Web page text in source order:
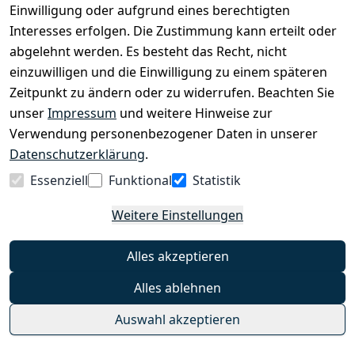
Einwilligung oder aufgrund eines berechtigten
Interesses erfolgen. Die Zustimmung kann erteilt oder
abgelehnt werden. Es besteht das Recht, nicht
einzuwilligen und die Einwilligung zu einem späteren
Zeitpunkt zu ändern oder zu widerrufen. Beachten Sie
unserImpressum und weitere Hinweise zur
Verwendung personenbezogener Daten in unserer
Datenschutzerklärung.
Essenziell
Funktional
Statistik
Weitere Einstellungen
Alles akzeptieren
Alles ablehnen
Auswahl akzeptieren
› Fahrrad Aachen
› Zahlungs- und Versandbedingungen
INFORMATIONEN
› Batteriehinweis
› Widerrufsrecht
Impressum